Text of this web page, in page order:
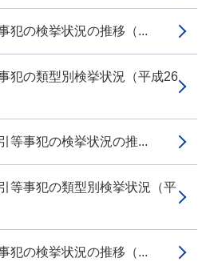
犯の検挙状況の推移（...
犯の類型別検挙状況（平成26
等事犯の検挙状況の推...
等事犯の類型別検挙状況（平
犯の検挙状況の推移（...